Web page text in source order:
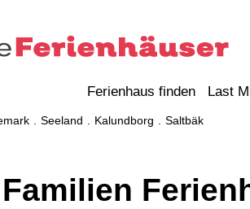
Ferienhaus finden Last
Seeland Kalundborg Saltbäk
Familien